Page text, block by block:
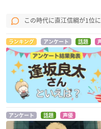
この時代に直江信綱が1位
ランキング アンケート 話題
アンケート 話題 声優